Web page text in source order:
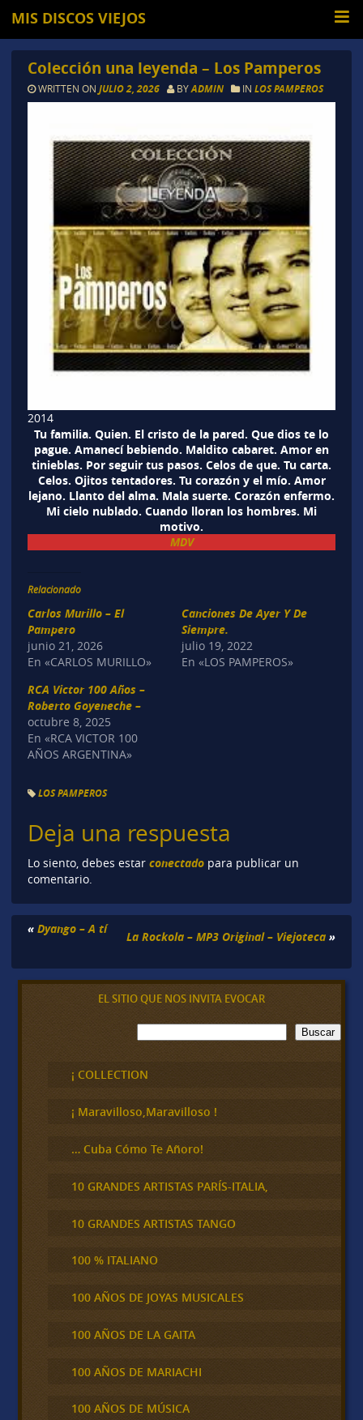
MIS DISCOS VIEJOS
Colección una leyenda – Los Pamperos
WRITTEN ON JULIO 2, 2026 BYADMIN IN LOS PAMPEROS
2014
Tu familia. Quien. El cristo de la pared. Que dios te lo
pague. Amanecí bebiendo. Maldito cabaret. Amor en
tinieblas. Por seguir tus pasos. Celos de que. Tu carta.
Celos. Ojitos tentadores. Tu corazón y el mío. Amor
lejano. Llanto del alma. Mala suerte. Corazón enfermo.
Mi cielo nublado. Cuando lloran los hombres. Mi
motivo.
MDV
Relacionado
Carlos Murillo – El
Pampero
junio 21, 2026
En «CARLOS MURILLO»
Canciones De Ayer Y De
Siempre.
julio 19, 2022
En «LOS PAMPEROS»
RCA Victor 100 Años –
Roberto Goyeneche –
octubre 8, 2025
En «RCA VICTOR 100
AÑOS ARGENTINA»
LOS PAMPEROS
Deja una respuesta
Lo siento, debes estar conectadopara publicar un
comentario.
« Dyango – A tí
La Rockola – MP3 Original – Viejoteca »
EL SITIO QUE NOS INVITA EVOCAR
B
u
c
a
Buscar
¡ COLLECTION
¡ Maravilloso,Maravilloso !
… Cuba Cómo Te Añoro!
10 GRANDES ARTISTAS PARÍS-ITALIA,
10 GRANDES ARTISTAS TANGO
100 % ITALIANO
100 AÑOS DE JOYAS MUSICALES
100 AÑOS DE LA GAITA
100 AÑOS DE MARIACHI
100 AÑOS DE MÚSICA